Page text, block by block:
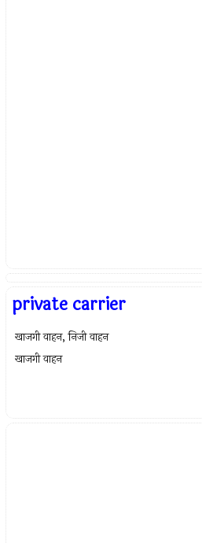
private carrier
खाजगी वाहन, निजी वाहन
खाजगी वाहन